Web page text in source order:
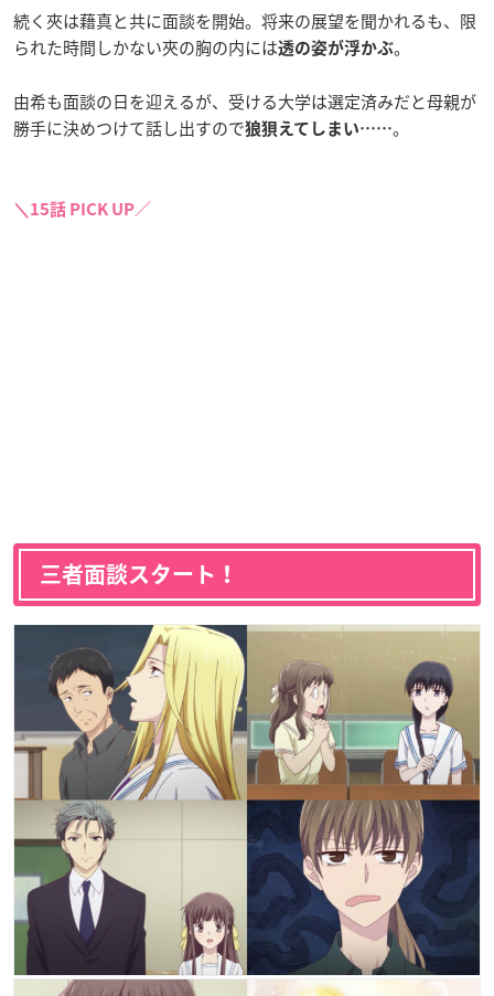
続く夾は藉真と共に面談を開始。将来の展望を聞かれるも、限
られた時間しかない夾の胸の内には透の姿が浮かぶ。
由希も面談の日を迎えるが、受ける大学は選定済みだと母親が
勝手に決めつけて話し出すので狼狽えてしまい……。
＼15話 PICK UP／
三者面談スタート！